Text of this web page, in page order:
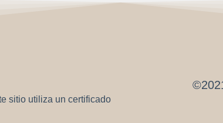
sitio utiliza un certificado